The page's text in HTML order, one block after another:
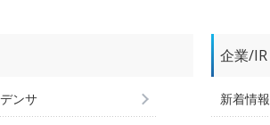
ンサ
企業/IR
新着情報